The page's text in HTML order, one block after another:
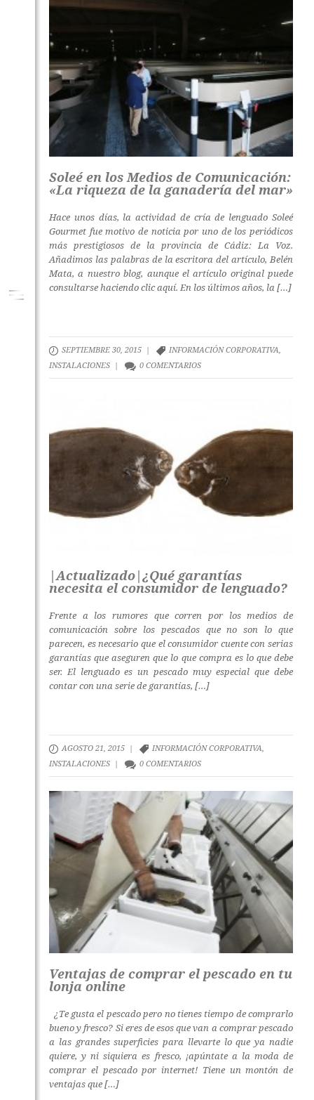
Soleé en los Medios de Comunicación:
«La riqueza de la ganadería del mar»
Hace unos días, la actividad de cría de lenguado Soleé
Gourmet fue motivo de noticia por uno de los periódicos
más prestigiosos de la provincia de Cádiz: La Voz.
Añadimos las palabras de la escritora del artículo, Belén
Mata, a nuestro blog, aunque el artículo original puede
consultarse haciendo clic aquí. En los últimos años, la […]
SEPTIEMBRE 30, 2015 | INFORMACIÓN CORPORATIVA,
INSTALACIONES | 0 COMENTARIOS
|Actualizado|¿Qué garantías
necesita el consumidor de lenguado?
Frente a los rumores que corren por los medios de
comunicación sobre los pescados que no son lo que
parecen, es necesario que el consumidor cuente con serias
garantías que aseguren que lo que compra es lo que debe
ser. El lenguado es un pescado muy especial que debe
contar con una serie de garantías, […]
AGOSTO 21, 2015 | INFORMACIÓN CORPORATIVA,
INSTALACIONES | 0 COMENTARIOS
Ventajas de comprar el pescado en tu
lonja online
¿Te gusta el pescado pero no tienes tiempo de comprarlo
bueno y fresco? Si eres de esos que van a comprar pescado
a las grandes superficies para llevarte lo que ya nadie
quiere, y ni siquiera es fresco, ¡apúntate a la moda de
comprar el pescado por internet! Tiene un montón de
ventajas que […]